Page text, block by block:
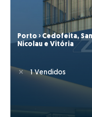
Porto › Cedofeita,
Nicolau e Vitória
1 Vendidos